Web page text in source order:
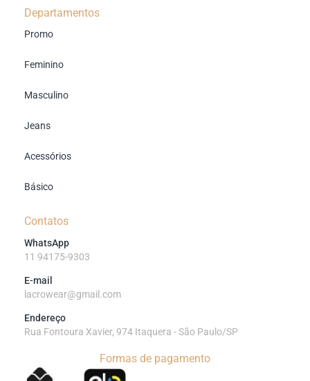
Departamentos
Promo
Feminino
Masculino
Jeans
Acessórios
Básico
Contatos
WhatsApp
11 94175-9303
E-mail
lacrowear@gmail.com
Endereço
Rua Fontoura Xavier, 974 Itaquera - São Paulo/SP
Formas de pagamento